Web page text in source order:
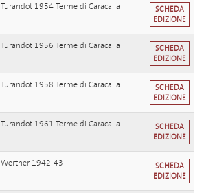
Turandot 1954 Terme di Caracalla
SCHEDA
EDIZIONE
Turandot 1956 Terme di Caracalla
SCHEDA
EDIZIONE
Turandot 1958 Terme di Caracalla
SCHEDA
EDIZIONE
Turandot 1961 Terme di Caracalla
SCHEDA
EDIZIONE
Werther 1942-43
SCHEDA
EDIZIONE